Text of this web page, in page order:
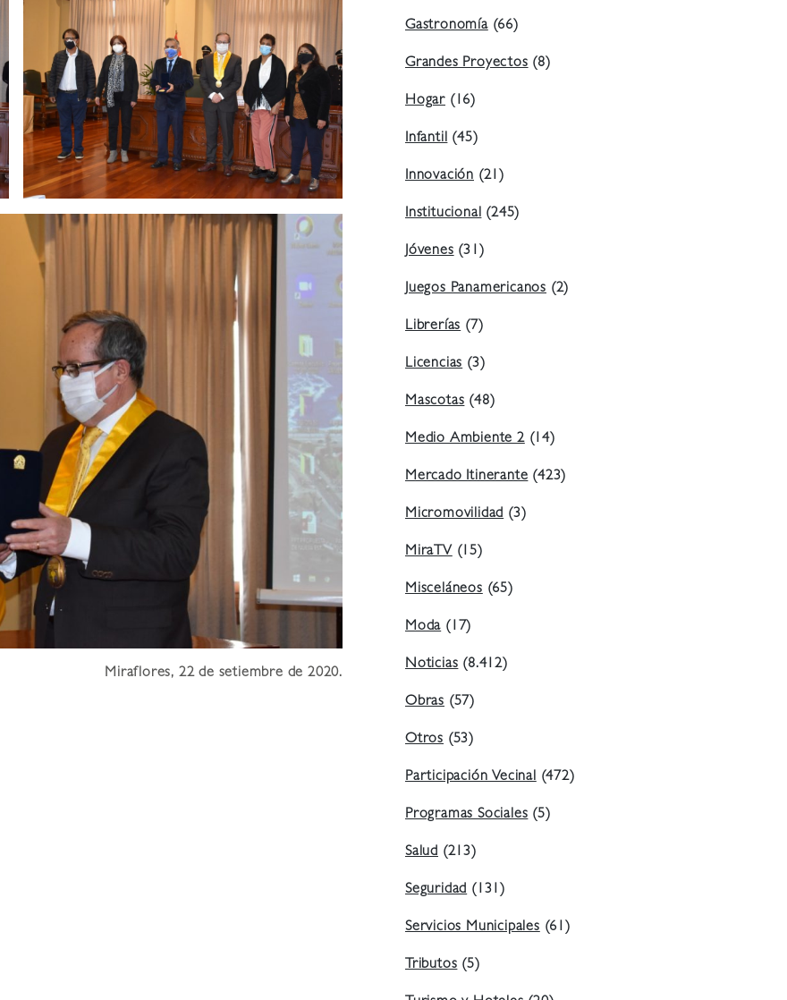
Miraflores, 22 de setiembre de 2020.
Gastronomía(66)
Grandes Proyectos(8)
Hogar (16)
Infantil(45)
Innovación (21)
Institucional(245)
Jóvenes(31)
Juegos Panamericanos (2)
Librerías(7)
Licencias(3)
Mascotas(48)
Medio Ambiente 2(14)
Mercado Itinerante(423)
Micromovilidad(3)
MiraTV(15)
Misceláneos(65)
Moda(17)
Noticias(8.412)
Obras (57)
Otros (53)
Participación Vecinal(472)
Programas Sociales(5)
Salud (213)
Seguridad(131)
Servicios Municipales(61)
Tributos(5)